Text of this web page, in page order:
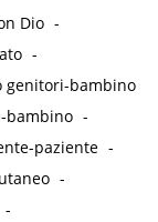
Dio -
-
genitori-bambino
bambino -
paziente -
-
-